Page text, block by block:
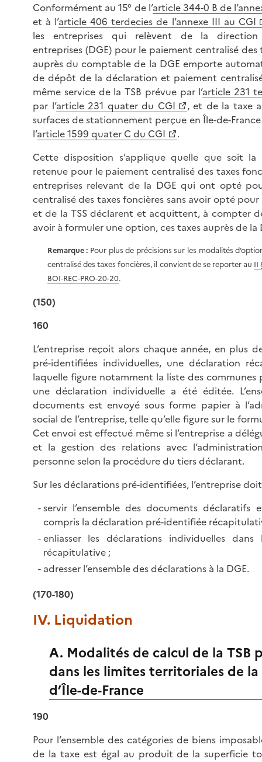
Conformément au 15° de l’article 344-0 B de
et à l’article 406 terdecies de l’annexe III au CGI
les entreprises qui relèvent de la direction
entreprises (DGE) pour le paiement centralisé des
auprès du comptable de la DGE emporte
de dépôt de la déclaration et paiement
même service de la TSB prévue par l’article 231
par l’article 231 quater du CGI
, et de la taxe
surfaces de stationnement perçue en Île-de-France
l’article 1599 quater C du CGI
.
Cette disposition s’applique quelle que soit la
retenue pour le paiement centralisé des taxes
entreprises relevant de la DGE qui ont opté
centralisé des taxes foncières sans avoir opté pour
et de la TSS déclarent et acquittent, à compter
avoir à formuler une option, ces taxes auprès de la
Remarque : Pour plus de précisions sur les modalités
centralisé des taxes foncières, il convient de se reporter au II
BOI-REC-PRO-20-20.
(150)
160
L’entreprise reçoit alors chaque année, en plus
pré-identifiées individuelles, une déclaration
laquelle figure notamment la liste des communes
une déclaration individuelle a été éditée.
documents est envoyé sous forme papier à
social de l’entreprise, telle qu’elle figure sur le
Cet envoi est effectué même si l’entreprise a
et la gestion des relations avec
personne selon la procédure du tiers déclarant.
Sur les déclarations pré-identifiées, l’entreprise
servir l’ensemble des documents déclaratifs
compris la déclaration pré-identifiée
enliasser les déclarations individuelles dans
récapitulative ;
adresser l’ensemble des déclarations à la DGE.
(170-180)
IV. Liquidation
A. Modalités de calcul de la TSB
dans les limites territoriales de
d’Île-de-France
190
Pour l’ensemble des catégories de biens
de la taxe est égal au produit de la superficie